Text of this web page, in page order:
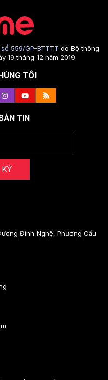
559/GP-BTTTT do Bộ thông
19 tháng 12 năm 2019
TÔI
TIN
Đình Nghệ, Phường Cầu